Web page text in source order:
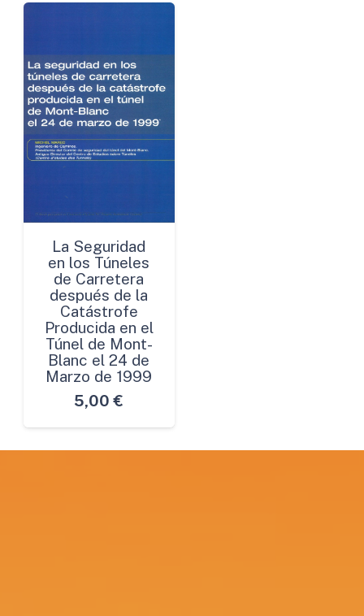
La Seguridad
en los Túneles
de Carretera
después de la
Catástrofe
Producida en el
Túnel de Mont-
Blanc el 24 de
Marzo de 1999
5,00 €